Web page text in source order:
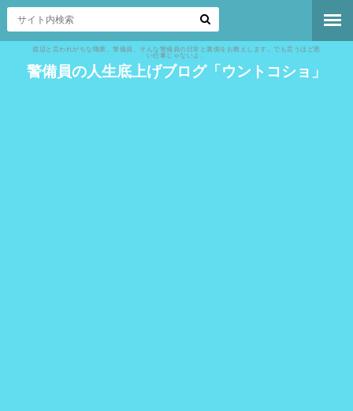
底辺と言われがちな職業、警備員。そんな警備員の日常と裏側をお教えします。でも言うほど悪
い仕事じゃないよ。
警備員の人生底上げブログ「ウントコショ」